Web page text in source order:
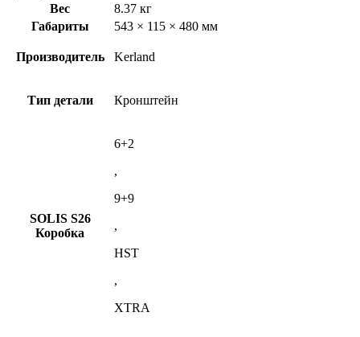
Вес
8.37 кг
Габариты
543 × 115 × 480 мм
Производитель Kerland
Тип детали Кронштейн
SOLIS S26
Коробка
6+2
,
9+9
,
HST
,
XTRA